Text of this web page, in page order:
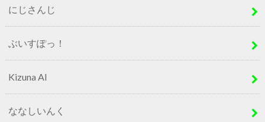
にじさんじ
ぶいすぽっ！
Kizuna AI
ななしいんく